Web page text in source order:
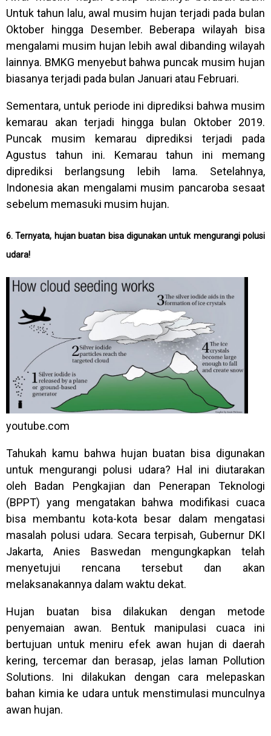
Untuk tahun lalu, awal musim hujan terjadi pada bulan
Oktober hingga Desember. Beberapa wilayah bisa
mengalami musim hujan lebih awal dibanding wilayah
lainnya. BMKG menyebut bahwa puncak musim hujan
biasanya terjadi pada bulan Januari atau Februari.
Sementara, untuk periode ini diprediksi bahwa musim
kemarau akan terjadi hingga bulan Oktober 2019.
Puncak musim kemarau diprediksi terjadi pada
Agustus tahun ini. Kemarau tahun ini memang
diprediksi berlangsung lebih lama. Setelahnya,
Indonesia akan mengalami musim pancaroba sesaat
sebelum memasuki musim hujan.
6. Ternyata, hujan buatan bisa digunakan untuk mengurangi polusi
udara!
youtube.com
Tahukah kamu bahwa hujan buatan bisa digunakan
untuk mengurangi polusi udara? Hal ini diutarakan
oleh Badan Pengkajian dan Penerapan Teknologi
(BPPT) yang mengatakan bahwa modifikasi cuaca
bisa membantu kota-kota besar dalam mengatasi
masalah polusi udara. Secara terpisah, Gubernur DKI
Jakarta, Anies Baswedan mengungkapkan telah
menyetujui rencana tersebut dan akan
melaksanakannya dalam waktu dekat.
Hujan buatan bisa dilakukan dengan metode
penyemaian awan. Bentuk manipulasi cuaca ini
bertujuan untuk meniru efek awan hujan di daerah
kering, tercemar dan berasap, jelas laman Pollution
Solutions. Ini dilakukan dengan cara melepaskan
bahan kimia ke udara untuk menstimulasi munculnya
awan hujan.